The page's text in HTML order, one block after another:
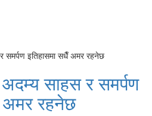
अदम्य साहस र समर्पण
अमर रहनेछ